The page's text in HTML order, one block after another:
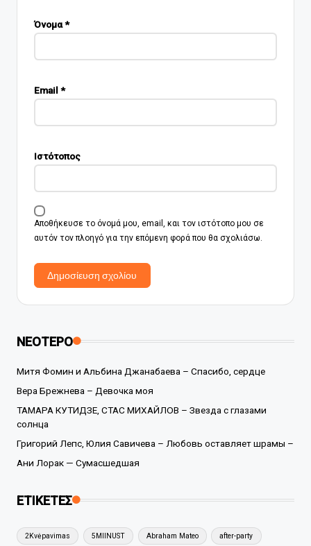
Όνομα*
Email *
Ιστότοπος
Αποθήκευσε το όνομά μου, email, και τον ιστότοπο μου σε
αυτόν τον πλοηγό για την επόμενη φορά που θα σχολιάσω.
ΝΕΟΤΕΡΟ
Митя Фомин и Альбина Джанабаева – Спасибо, сердце
Вера Брежнева – Девочка моя
ТАМАРА КУТИДЗЕ, СТАС МИХАЙЛОВ – Звезда с глазами
солнца
Григорий Лепс, Юлия Савичева – Любовь оставляет шрамы –
Ани Лорак — Сумасшедшая
ΕΤΙΚΕΤΕΣ
2Kvėpavimas 5MIINUST Abraham Mateo after-party